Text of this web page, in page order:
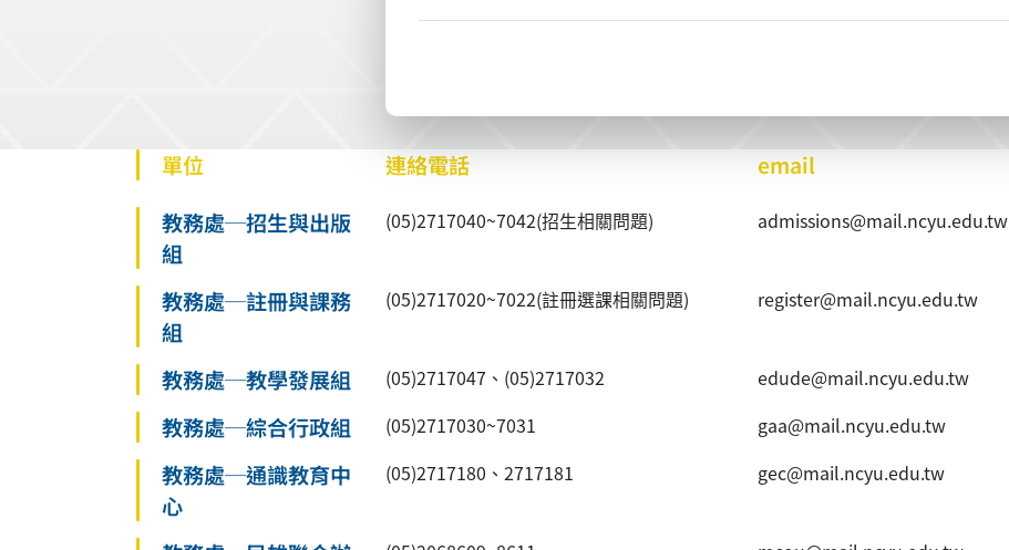
單位 連絡電話 email
教務處─招生與出版
組
(05)2717040~7042(招生相關問題) admissions@mail.ncyu.edu.tw
教務處─註冊與課務
組
(05)2717020~7022(註冊選課相關問題) register@mail.ncyu.edu.tw
教務處─教學發展組 (05)2717047、(05)2717032 edude@mail.ncyu.edu.tw
教務處─綜合行政組 (05)2717030~7031 gaa@mail.ncyu.edu.tw
教務處─通識教育中
心
(05)2717180、2717181 gec@mail.ncyu.edu.tw